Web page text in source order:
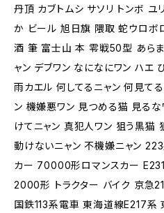
丹頂 カブトムシ サソリ トンボ
か ビール 旭日旗 隈取 蛇ウロ
酒 筆 富士山 本 零戦50型 あらま
ャン デブワン なになにワン ハエ
雨カエル 何してるニャン 何見て
ン 機嫌悪ワン 見つめる猫 見る
けてニャン 真犯人ワン 狙う黒猫
動けないニャン 不機嫌ニャン
カー 70000形ロマンスカー
2000形 トラクター バイク 京急
国鉄113系電車 東海道線E217